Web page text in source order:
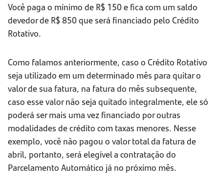
Você paga o mínimo de R$ 150 e fica com um saldo
devedor de R$ 850 que será financiado pelo Crédito
Rotativo.
Como falamos anteriormente, caso o Crédito Rotativo
seja utilizado em um determinado mês para quitar o
valor de sua fatura, na fatura do mês subsequente,
caso esse valor não seja quitado integralmente, ele só
poderá ser mais uma vez financiado por outras
modalidades de crédito com taxas menores. Nesse
exemplo, você não pagou o valor total da fatura de
abril, portanto, será elegível a contratação do
Parcelamento Automático já no próximo mês.